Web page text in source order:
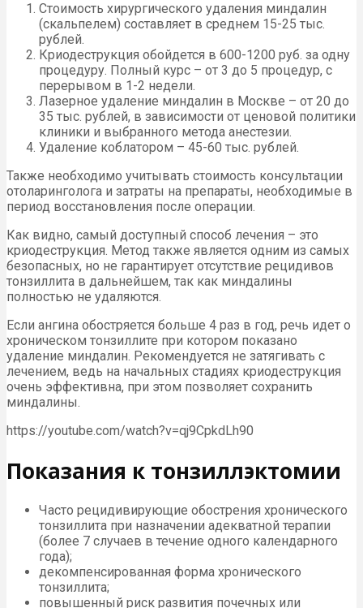
Стоимость хирургического удаления миндалин
(скальпелем) составляет в среднем 15-25 тыс.
рублей.
Криодеструкция обойдется в 600-1200 руб. за одну
процедуру. Полный курс – от 3 до 5 процедур, с
перерывом в 1-2 недели.
Лазерное удаление миндалин в Москве – от 20 до
35 тыс. рублей, в зависимости от ценовой политики
клиники и выбранного метода анестезии.
Удаление коблатором – 45-60 тыс. рублей.
Также необходимо учитывать стоимость консультации
отоларинголога и затраты на препараты, необходимые в
период восстановления после операции.
Как видно, самый доступный способ лечения – это
криодеструкция. Метод также является одним из самых
безопасных, но не гарантирует отсутствие рецидивов
тонзиллита в дальнейшем, так как миндалины
полностью не удаляются.
Если ангина обостряется больше 4 раз в год, речь идет о
хроническом тонзиллите при котором показано
удаление миндалин. Рекомендуется не затягивать с
лечением, ведь на начальных стадиях криодеструкция
очень эффективна, при этом позволяет сохранить
миндалины.
https://youtube.com/watch?v=qj9CpkdLh90
Показания к тонзиллэктомии
Часто рецидивирующие обострения хронического
тонзиллита при назначении адекватной терапии
(более 7 случаев в течение одного календарного
года);
декомпенсированная форма хронического
тонзиллита;
повышенный риск развития почечных или